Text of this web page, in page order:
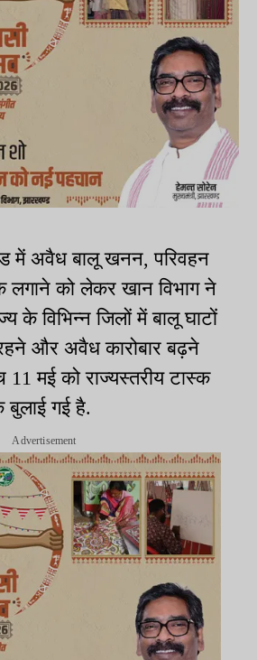
में अवैध बालू खनन, परिवहन
लगाने को लेकर खान विभाग ने
के विभिन्न जिलों में बालू घाटों
और अवैध कारोबार बढ़ने
11 मई को राज्यस्तरीय टास्क
गई है.
Advertisement